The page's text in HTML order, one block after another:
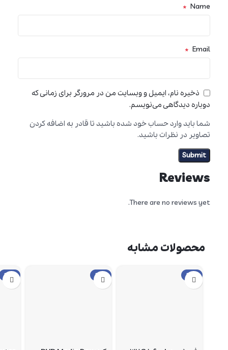
Reviews
There are no reviews yet.
Name
*
Email
*
ذخیره نام، ایمیل و وبسایت من در مرورگر برای زمانی که
دوباره دیدگاهی می‌نویسم.
شما باید وارد حساب خود شده باشید تا قادر به اضافه کردن
تصاویر در نظرات باشید.
محصولات مشابه
حراج حراج حراج